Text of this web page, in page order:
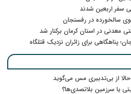
سالخورده در رفسنجان
در استان کرمان برکنار شد
پناهگاهی برای زائران نزدیک قتلگاه
از بی‌تدبیری مس می‌گوید
یا سرزمین بلاتصدی‌ها؟